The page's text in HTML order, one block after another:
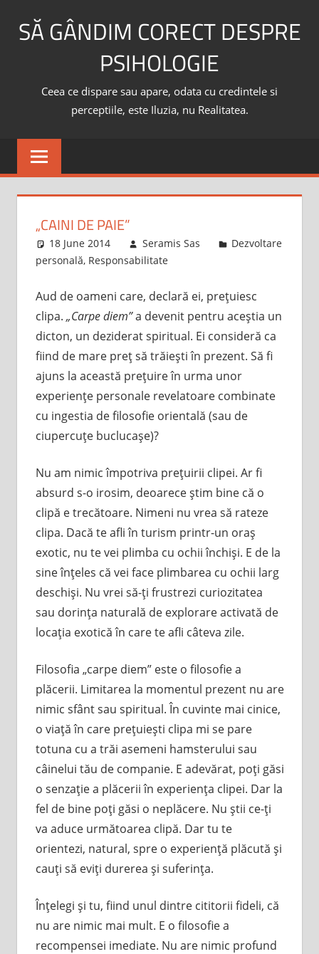
SĂ GÂNDIM CORECT DESPRE
PSIHOLOGIE
Ceea ce dispare sau apare, odata cu credintele si
perceptiile, este Iluzia, nu Realitatea.
„CAINI DE PAIE”
18 June 2014 Seramis Sas
Dezvoltare
personală, Responsabilitate
Aud de oameni care, declară ei, preţuiesc
clipa. „Carpe diem”a devenit pentru aceştia un
dicton, un deziderat spiritual. Ei consideră ca
fiind de mare preţ să trăieşti în prezent. Să fi
ajuns la această preţuire în urma unor
experienţe personale revelatoare combinate
cu ingestia de filosofie orientală (sau de
ciupercuţe buclucaşe)?
Nu am nimic împotriva preţuirii clipei. Ar fi
absurd s-o irosim, deoarece ştim bine că o
clipă e trecătoare. Nimeni nu vrea să rateze
clipa. Dacă te afli în turism printr-un oraş
exotic, nu te vei plimba cu ochii închişi. E de la
sine înţeles că vei face plimbarea cu ochii larg
deschişi. Nu vrei să-ţi frustrezi curiozitatea
sau dorinţa naturală de explorare activată de
locaţia exotică în care te afli câteva zile.
Filosofia „carpe diem” este o filosofie a
plăcerii. Limitarea la momentul prezent nu are
nimic sfânt sau spiritual. În cuvinte mai cinice,
o viaţă în care preţuieşti clipa mi se pare
totuna cu a trăi asemeni hamsterului sau
câinelui tău de companie. E adevărat, poţi găsi
o senzaţie a plăcerii în experienţa clipei. Dar la
fel de bine poţi găsi o neplăcere. Nu ştii ce-ţi
va aduce următoarea clipă. Dar tu te
orientezi, natural, spre o experienţă plăcută şi
cauţi să eviţi durerea şi suferinţa.
Înţelegi şi tu, fiind unul dintre cititorii fideli, că
nu are nimic mai mult. E o filosofie a
recompensei imediate. Nu are nimic profund